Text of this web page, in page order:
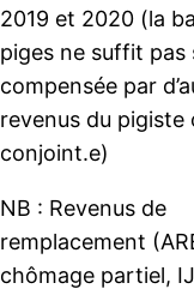
2019 et 2020 (la
piges ne suffit pas
compensée par
revenus du pigiste
conjoint.e)
NB : Revenus de
remplacement
chômage partiel,